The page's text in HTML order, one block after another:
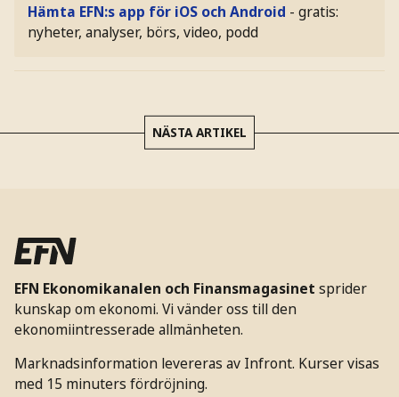
Hämta EFN:s app för iOS och Android - gratis:
nyheter, analyser, börs, video, podd
NÄSTA ARTIKEL
EFN Ekonomikanalen och Finansmagasinet sprider
kunskap om ekonomi. Vi vänder oss till den
ekonomiintresserade allmänheten.
Marknadsinformation levereras av Infront. Kurser visas
med 15 minuters fördröjning.